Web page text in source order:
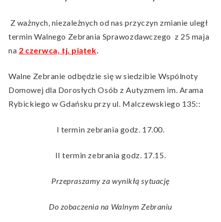
Z ważnych, niezależnych od nas przyczyn zmianie uległ
termin Walnego Zebrania Sprawozdawczego z 25 maja
na 2 czerwca, tj. piątek.
Walne Zebranie odbędzie się w siedzibie Wspólnoty
Domowej dla Dorosłych Osób z Autyzmem im. Arama
Rybickiego w Gdańsku przy ul. Malczewskiego 135::
I termin zebrania godz. 17.00.
II termin zebrania godz. 17.15.
Przepraszamy za wynikłą sytuację
Do zobaczenia na Walnym Zebraniu